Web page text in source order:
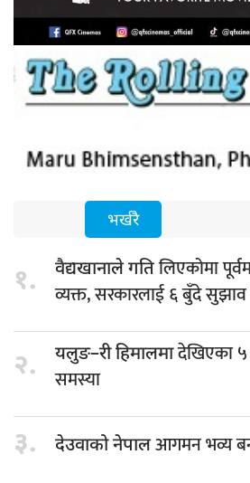
भर्खरै
१. वैद्यखानाले गतिलिएकोमा
व्यक्त, सरकारलाई ६ बुँदे सुझाव
२. यलुङ–री हिमालमादेखिएका
समस्या
३. देउवाको नेपालआगमन भव्य